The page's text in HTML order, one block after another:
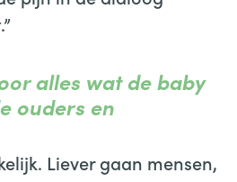
alles wat de baby
ouders en
Liever gaan mensen,